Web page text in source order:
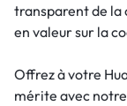
transparent de la
en valeur sur la
Offrez à votre
mérite avec